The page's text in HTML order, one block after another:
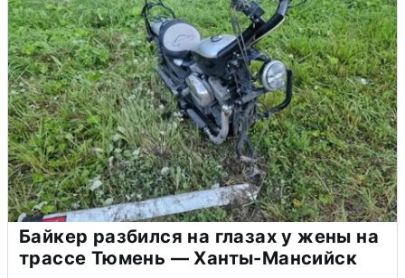
Байкер разбился на глазах у жены на
трассе Тюмень — Ханты-Мансийск